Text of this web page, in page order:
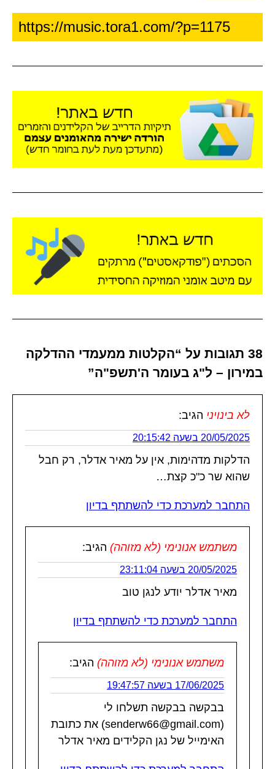
38 תגובות על “הקלטות ממעמדי ההדלקה
במירון – ל"ג בעומר ה'תשפ"ה”
לא בינויני הגיב:
20/05/2025 בשעה 20:15:42
הדלקות מדהימות, אין על מאיר אדלר, רק חבל
שהוא שר כ"כ קצת…
התחבר למערכת כדי להשתתף בדיון
משתמש אנונימי (לא מזוהה) הגיב:
20/05/2025 בשעה 23:11:04
מאיר אדלר יודע לנגן טוב
התחבר למערכת כדי להשתתף בדיון
משתמש אנונימי (לא מזוהה) הגיב:
17/06/2025 בשעה 19:47:57
בבקשה בבקשה תשלחו לי
(senderw66@gmail.com) את כתובת
האימייל של נגן הקלידים מאיר אדלר